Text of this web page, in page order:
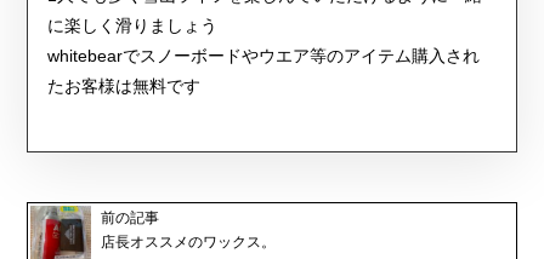
に楽しく滑りましょう
whitebearでスノーボードやウエア等のアイテム購入され
たお客様は無料です
前の記事
店長オススメのワックス。